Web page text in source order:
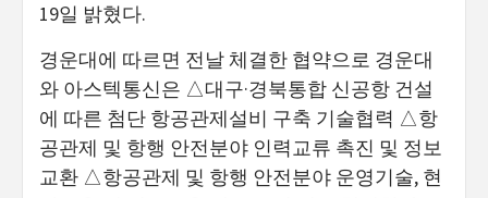
19일 밝혔다.
경운대에 따르면 전날 체결한 협약으로 경운대
와 아스텍통신은 △대구·경북통합 신공항 건설
에 따른 첨단 항공관제설비 구축 기술협력 △항
공관제 및 항행 안전분야 인력교류 촉진 및 정보
교환 △항공관제 및 항행 안전분야 운영기술, 현